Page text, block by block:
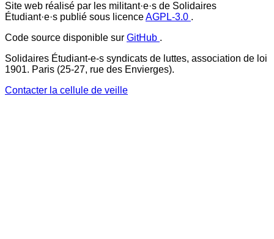
Site web réalisé par les militant·e·s de Solidaires
Étudiant·e·s publié sous licenceAGPL-3.0 .
Code source disponible sur GitHub .
Solidaires Étudiant-e-s syndicats de luttes, association de loi
1901. Paris (25-27, rue des Envierges).
Contacter la cellule de veille